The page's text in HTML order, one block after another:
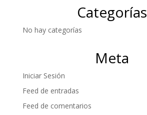
Categorías
No hay categorías
Meta
Iniciar Sesión
Feed de entradas
Feed de comentarios